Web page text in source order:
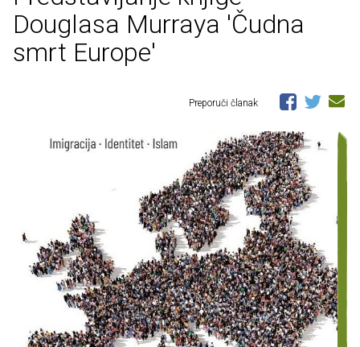
Douglasa Murraya 'Čudna
smrt Europe'
Preporuči članak